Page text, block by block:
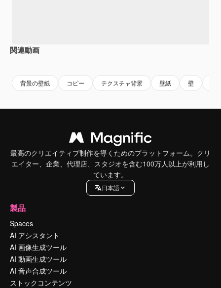
関連動画
背景の壁紙 コピー テクスチャ背景 壁紙 壁
最高のクリエイティブ制作を導くためのプラットフォーム。クリ
エイター、企業、代理店、スタジオを含む100万人以上が利用し
ています。
日本語
製品
Spaces
AI アシスタント
AI 画像生成ツール
AI 動画生成ツール
AI 音声合成ツール
ストックコンテンツ